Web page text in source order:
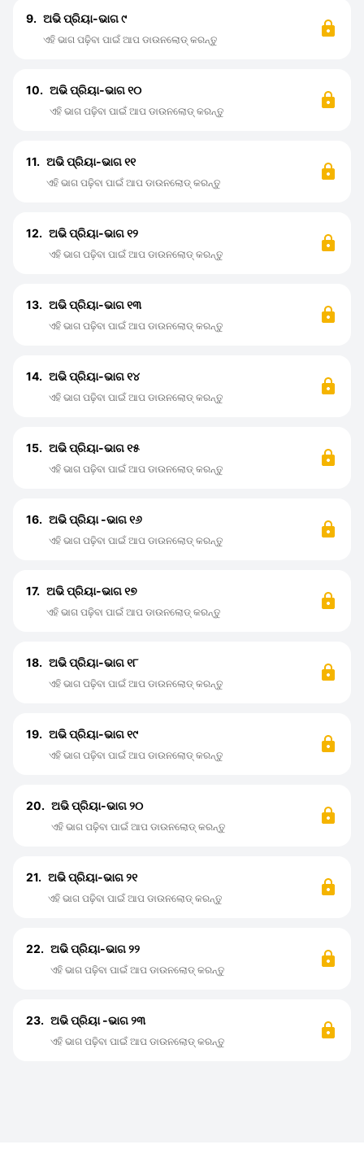
9. ଅଭି ପ୍ରିୟା-ଭାଗ ୯
ଏହି ଭାଗ ପଢ଼ିବା ପାଇଁ ଆପ ଡାଉନଲୋଡ୍ କରନ୍ତୁ
10. ଅଭି ପ୍ରିୟା-ଭାଗ ୧୦
ଏହି ଭାଗ ପଢ଼ିବା ପାଇଁ ଆପ ଡାଉନଲୋଡ୍ କରନ୍ତୁ
11. ଅଭି ପ୍ରିୟା-ଭାଗ ୧୧
ଏହି ଭାଗ ପଢ଼ିବା ପାଇଁ ଆପ ଡାଉନଲୋଡ୍ କରନ୍ତୁ
12. ଅଭି ପ୍ରିୟା-ଭାଗ ୧୨
ଏହି ଭାଗ ପଢ଼ିବା ପାଇଁ ଆପ ଡାଉନଲୋଡ୍ କରନ୍ତୁ
13. ଅଭି ପ୍ରିୟା-ଭାଗ ୧୩
ଏହି ଭାଗ ପଢ଼ିବା ପାଇଁ ଆପ ଡାଉନଲୋଡ୍ କରନ୍ତୁ
14. ଅଭି ପ୍ରିୟା-ଭାଗ ୧୪
ଏହି ଭାଗ ପଢ଼ିବା ପାଇଁ ଆପ ଡାଉନଲୋଡ୍ କରନ୍ତୁ
15. ଅଭି ପ୍ରିୟା-ଭାଗ ୧୫
ଏହି ଭାଗ ପଢ଼ିବା ପାଇଁ ଆପ ଡାଉନଲୋଡ୍ କରନ୍ତୁ
16. ଅଭି ପ୍ରିୟା -ଭାଗ ୧୬
ଏହି ଭାଗ ପଢ଼ିବା ପାଇଁ ଆପ ଡାଉନଲୋଡ୍ କରନ୍ତୁ
17. ଅଭି ପ୍ରିୟା-ଭାଗ ୧୭
ଏହି ଭାଗ ପଢ଼ିବା ପାଇଁ ଆପ ଡାଉନଲୋଡ୍ କରନ୍ତୁ
18. ଅଭି ପ୍ରିୟା-ଭାଗ ୧୮
ଏହି ଭାଗ ପଢ଼ିବା ପାଇଁ ଆପ ଡାଉନଲୋଡ୍ କରନ୍ତୁ
19. ଅଭି ପ୍ରିୟା-ଭାଗ ୧୯
ଏହି ଭାଗ ପଢ଼ିବା ପାଇଁ ଆପ ଡାଉନଲୋଡ୍ କରନ୍ତୁ
20. ଅଭି ପ୍ରିୟା-ଭାଗ ୨୦
ଏହି ଭାଗ ପଢ଼ିବା ପାଇଁ ଆପ ଡାଉନଲୋଡ୍ କରନ୍ତୁ
21. ଅଭି ପ୍ରିୟା-ଭାଗ ୨୧
ଏହି ଭାଗ ପଢ଼ିବା ପାଇଁ ଆପ ଡାଉନଲୋଡ୍ କରନ୍ତୁ
22. ଅଭି ପ୍ରିୟା-ଭାଗ ୨୨
ଏହି ଭାଗ ପଢ଼ିବା ପାଇଁ ଆପ ଡାଉନଲୋଡ୍ କରନ୍ତୁ
23. ଅଭି ପ୍ରିୟା -ଭାଗ ୨୩
ଏହି ଭାଗ ପଢ଼ିବା ପାଇଁ ଆପ ଡାଉନଲୋଡ୍ କରନ୍ତୁ